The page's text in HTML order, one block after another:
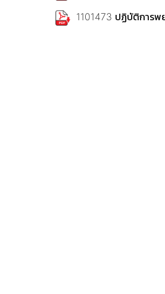
1101473 ปฏิบัติการ